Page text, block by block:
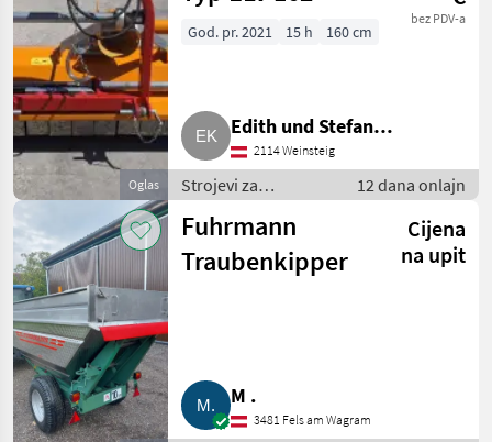
Oglas
bez PDV-a
God. pr. 2021 15 h 160 cm
Edith und Stefan
Kriegbaum
2114 Weinsteig
Strojevi za
vinogradarstvo /
Ostali strojevi za
vinogradarstvo
12 dana onlajn
Fuhrmann
Traubenkipper
Cijena
na upit
M .
3481 Fels am Wagram